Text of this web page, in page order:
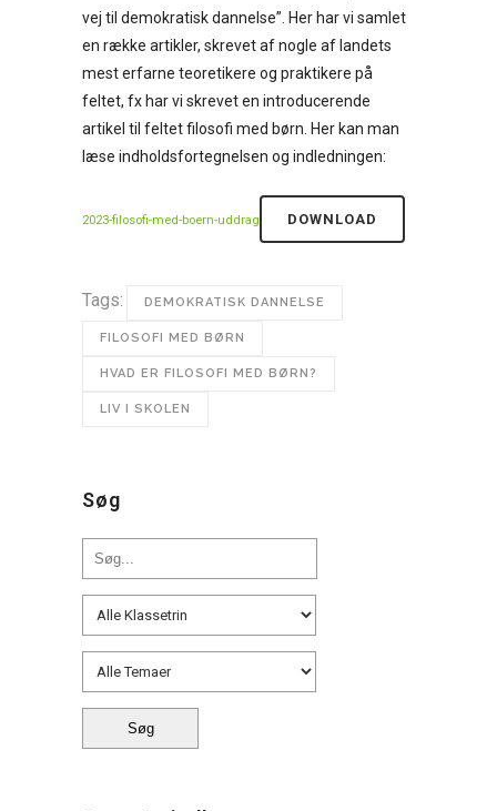
vej til demokratisk dannelse”. Her har vi samlet
en række artikler, skrevet af nogle af landets
mest erfarne teoretikere og praktikere på
feltet, fx har vi skrevet en introducerende
artikel til feltet filosofi med børn. Her kan man
læse indholdsfortegnelsen og indledningen:
2023-filosofi-med-boern-uddrag DOWNLOAD
Tags: DEMOKRATISK DANNELSE
FILOSOFI MED BØRN
HVAD ER FILOSOFI MED BØRN?
LIV I SKOLEN
Søg